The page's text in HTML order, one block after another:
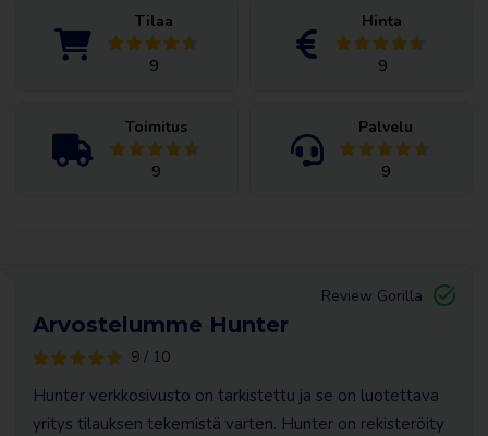
Tilaa
9
Hinta
9
Toimitus
9
Palvelu
9
Arvostelumme Hunter
9 / 10
Review Gorilla
Hunter verkkosivusto on tarkistettu ja se on luotettava
yritys tilauksen tekemistä varten. Hunter on rekisteröity